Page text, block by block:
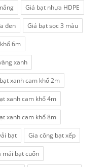
Giá bạt nhựa HDPE
đen Giá bạt sọc 3 màu
6m
xanh
xanh cam khổ 2m
xanh cam khổ 4m
xanh cam khổ 8m
bạt Gia công bạt xếp
mái bạt cuốn